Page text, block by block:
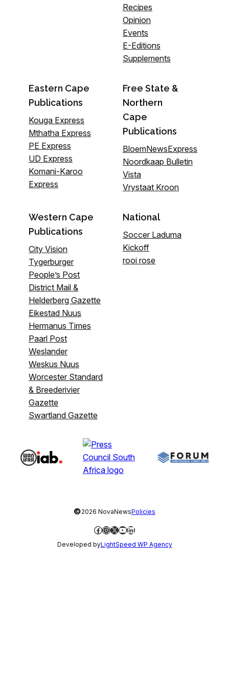
Recipes
Opinion
Events
E-Editions
Supplements
Eastern Cape
Publications
Kouga Express
Mthatha Express
PE Express
UD Express
Komani-Karoo
Express
Free State &
Northern
Cape
Publications
BloemNewsExpress
Noordkaap Bulletin
Vista
Vrystaat Kroon
Western Cape
Publications
City Vision
Tygerburger
People’s Post
District Mail &
Helderberg Gazette
Eikestad Nuus
Hermanus Times
Paarl Post
Weslander
Weskus Nuus
Worcester Standard
& Breederivier
Gazette
Swartland Gazette
National
Soccer Laduma
Kickoff
rooi rose
©2026 NovaNewsPolicies
Facebook
Instagram
X YouTube
LinkedIn
Developed byLightSpeed WP Agency